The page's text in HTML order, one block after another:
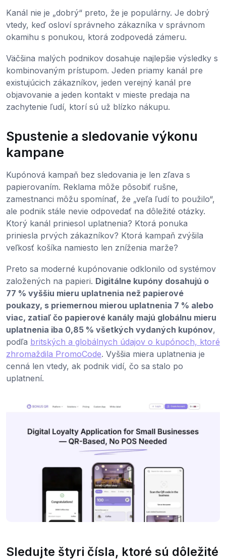
Kanál nie je „dobrý“ preto, že je populárny. Je dobrý
vtedy, keď osloví správneho zákazníka v správnom
okamihu s ponukou, ktorá zodpovedá zámeru.
Väčšina malých podnikov dosahuje najlepšie výsledky s
kombinovaným prístupom. Jeden priamy kanál pre
existujúcich zákazníkov, jeden verejný kanál pre
objavovanie a jeden kontakt v mieste predaja na
zachytenie ľudí, ktorí sú už blízko nákupu.
Spustenie a sledovanie výkonu
kampane
Kupónová kampaň bez sledovania je len zľava s
papierovaním. Reklama môže pôsobiť rušne,
zamestnanci môžu spomínať, že „veľa ľudí to použilo“,
ale podnik stále nevie odpovedať na dôležité otázky.
Ktorý kanál priniesol uplatnenia? Ktorá ponuka
priniesla prvých zákazníkov? Ktorá kampaň zvýšila
veľkosť košíka namiesto len zníženia marže?
Preto sa moderné kupónovanie odklonilo od systémov
založených na papieri. Digitálne kupóny dosahujú o
77 % vyššiu mieru uplatnenia než papierové
poukazy, s priemernou mierou uplatnenia 7 % alebo
viac, zatiaľ čo papierové kanály majú globálnu mieru
uplatnenia iba 0,85 % všetkých vydaných kupónov,
podľa britských a globálnych údajov o kupónoch, ktoré
zhromaždila PromoCode. Vyššia miera uplatnenia je
cenná len vtedy, ak podnik vidí, čo sa stalo po
uplatnení.
Sledujte štyri čísla, ktoré sú dôležité